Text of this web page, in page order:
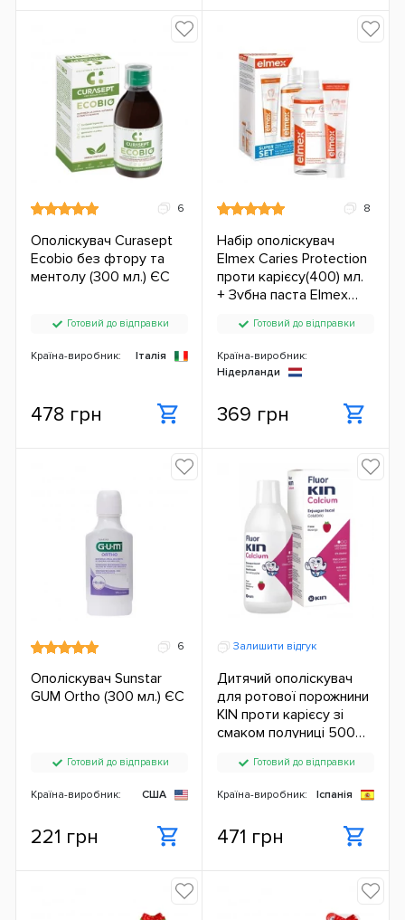
6
Ополіскувач Curasept
Ecobio без фтору та
ментолу (300 мл.) ЄС
Готовий до відправки
Країна-виробник: Італія
478 грн
8
Набір ополіскувач
Elmex Caries Protection
проти карієсу(400) мл.
+ Зубна паста Elmex
мл.) ЄСГотовий до відправки
Країна-виробник:
Нідерланди
369 грн
6
Ополіскувач Sunstar
GUM Ortho (300 мл.) ЄС
Готовий до відправки
Країна-виробник: США
221 грн
Залишити відгук
Дитячий ополіскувач
для ротової порожнини
KIN проти карієсу зі
смаком полуниці 500
Готовий до відправки
Країна-виробник: Іспанія
471 грн